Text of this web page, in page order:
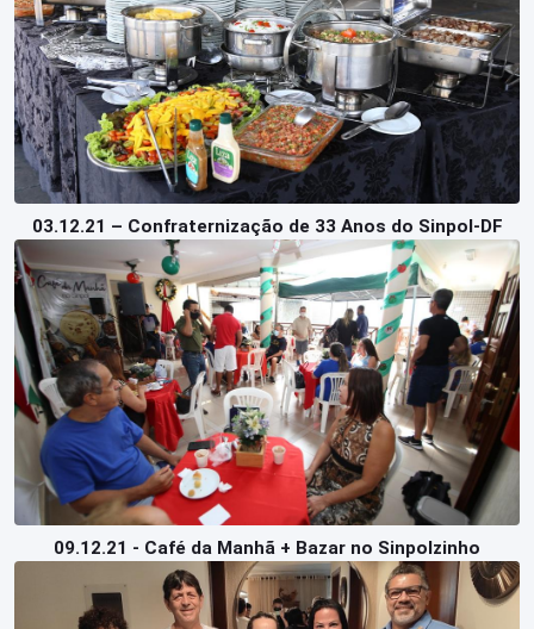
03.12.21 – Confraternização de 33 Anos do Sinpol-DF
09.12.21 - Café da Manhã + Bazar no Sinpolzinho